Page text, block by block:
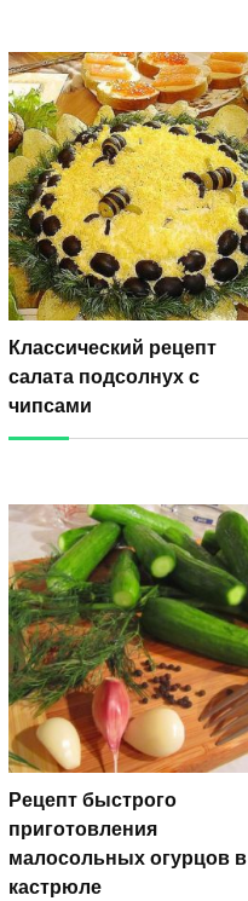
Классический рецепт
салата подсолнух с
чипсами
Рецепт быстрого
приготовления
малосольных огурцов в
кастрюле